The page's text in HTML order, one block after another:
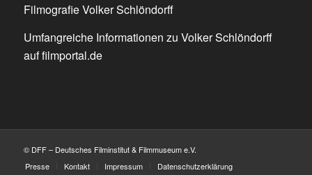
Filmografie Volker Schlöndorff
Umfangreiche Informationen zu Volker Schlöndorff
auf filmportal.de
© DFF – Deutsches Filminstitut & Filmmuseum e.V.
Presse
Kontakt Impressum Datenschutzerklärung